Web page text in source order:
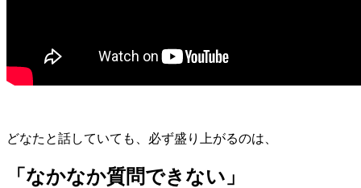
どなたと話していても、必ず盛り上がるのは、
「なかなか質問できない」